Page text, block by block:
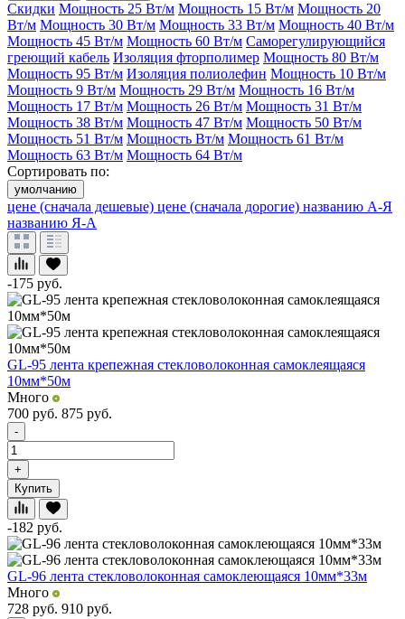
Скидки Мощность 25 Вт/м Мощность 15 Вт/м Мощность 20
Вт/м Мощность 30 Вт/м Мощность 33 Вт/м Мощность 40 Вт/м
Мощность 45 Вт/м Мощность 60 Вт/м Саморегулирующийся
греющий кабель Изоляция фторполимер Мощность 80 Вт/м
Мощность 95 Вт/м Изоляция полиолефин Мощность 10 Вт/м
Мощность 9 Вт/м Мощность 29 Вт/м Мощность 16 Вт/м
Мощность 17 Вт/м Мощность 26 Вт/м Мощность 31 Вт/м
Мощность 38 Вт/м Мощность 47 Вт/м Мощность 50 Вт/м
Мощность 51 Вт/м Мощность Вт/м Мощность 61 Вт/м
Мощность 63 Вт/м Мощность 64 Вт/м
Сортировать по:
умолчанию
цене (сначала дешевые) цене (сначала дорогие) названию А-Я
названию Я-А
-175 руб.
GL-95 лента крепежная стекловолоконная самоклеящаяся
10мм*50м
Много
700 руб. 875 руб.
-
+
Купить
-182 руб.
GL-96 лента стекловолоконная самоклеющаяся 10мм*33м
Много
728 руб. 910 руб.